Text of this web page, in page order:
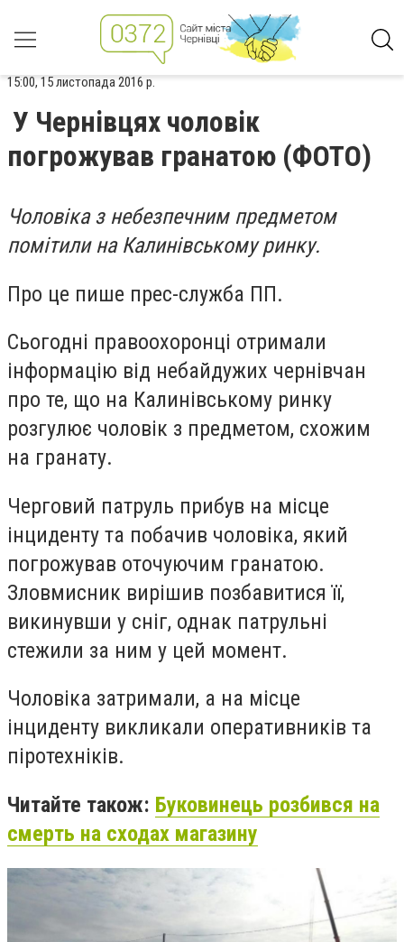
15:00, 15 листопада 2016 р.
У Чернівцях чоловік
погрожував гранатою (ФОТО)
Чоловіка з небезпечним предметом
помітили на Калинівському ринку.
Про це пише прес-служба ПП.
Сьогодні правоохоронці отримали
інформацію від небайдужих чернівчан
про те, що на Калинівському ринку
розгулює чоловік з предметом, схожим
на гранату.
Черговий патруль прибув на місце
інциденту та побачив чоловіка, який
погрожував оточуючим гранатою.
Зловмисник вирішив позбавитися її,
викинувши у сніг, однак патрульні
стежили за ним у цей момент.
Чоловіка затримали, а на місце
інциденту викликали оперативників та
піротехніків.
Читайте також: Буковинець розбився на
смерть на сходах магазину